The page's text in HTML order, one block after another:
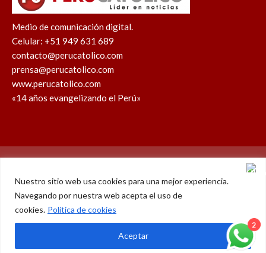
Nuestro sitio web usa cookies para una mejor experiencia.
Navegando por nuestra web acepta el uso de
cookies. Política de cookies
Aceptar
Medio de comunicación digital.
Celular: +51 949 631 689
contacto@perucatolico.com
prensa@perucatolico.com
www.perucatolico.com
«14 años evangelizando el Perú»
WhatsAppFacebookYoutubeInstagram
X
© Derechos reservados 2026 – Perú Católico | 14 años
evangelizando el Perú